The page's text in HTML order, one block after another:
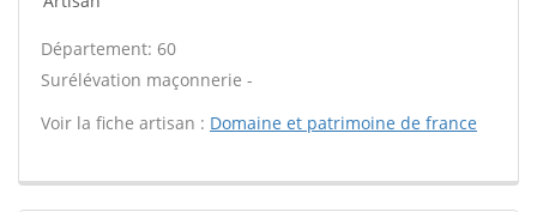
Département: 60
Surélévation maçonnerie -
Voir la fiche artisan : Domaine et patrimoine de france